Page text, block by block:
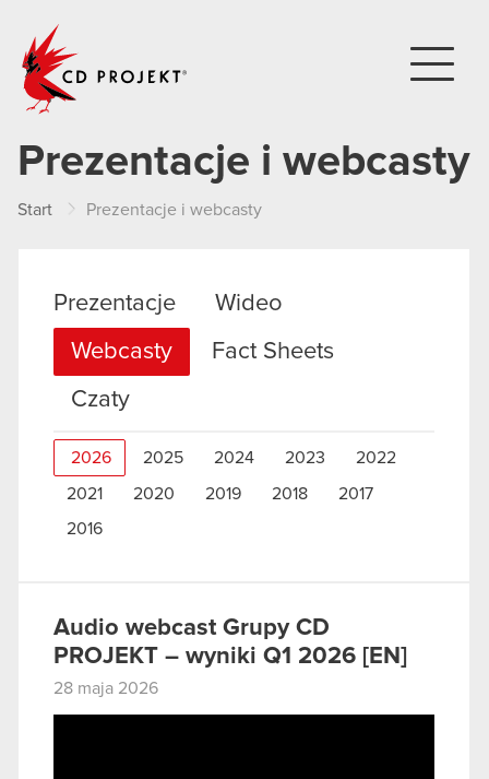
Prezentacje i webcasty
Start Prezentacje i webcasty
Prezentacje
Wideo
Webcasty
Fact Sheets
Czaty
2026 2025 2024 2023 2022
2021 2020 2019 2018
2017
2016
Audio webcast Grupy CD
PROJEKT – wyniki Q1 2026 [EN]
28 maja 2026